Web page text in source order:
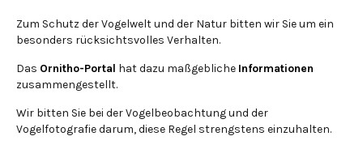
Zum Schutz der Vogelwelt und der Natur bitten wir Sie um ein
besonders rücksichtsvolles Verhalten.
Das Ornitho-Portal hat dazu maßgebliche Informationen
zusammengestellt.
Wir bitten Sie bei der Vogelbeobachtung und der
Vogelfotografie darum, diese Regel strengstens einzuhalten.